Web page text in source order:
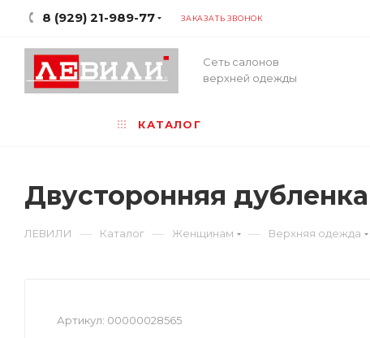
8 (929) 21-989-77 ЗАКАЗАТЬ ЗВОНОК
Сеть салонов
верхней одежды
КАТАЛОГ
Двусторонняя
ЛЕВИЛИ — Каталог — Женщинам — Верхняя одежда
Артикул: 00000028565